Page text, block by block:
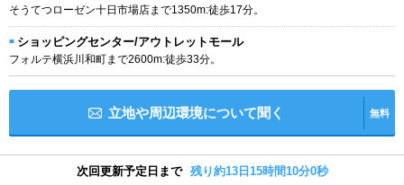
そうてつローゼン十日市場店まで1350m:徒歩17分。
ショッピングセンター/アウトレットモール
フォルテ横浜川和町まで2600m:徒歩33分。
立地や周辺環境について聞く 無料
次回更新予定日まで 残り約13日15時間10分0秒